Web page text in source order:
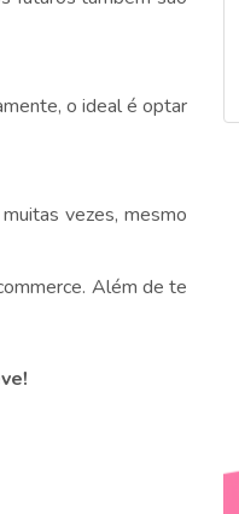
o ideal é optar
vezes, mesmo
Além de te